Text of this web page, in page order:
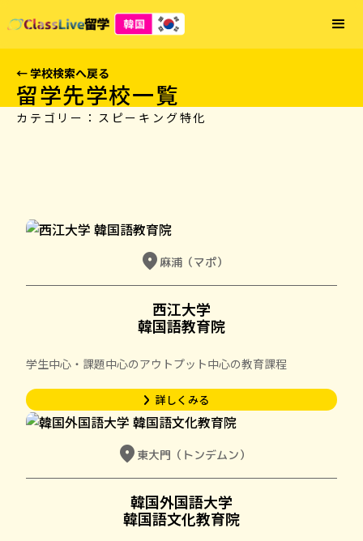
← 学校検索へ戻る
留学先学校一覧
カテゴリー： スピーキング特化
location_on 麻浦（マポ）
西江大学
韓国語教育院
学生中心・課題中心のアウトプット中心の教育課程
arrow_forward_ios 詳しくみる
location_on 東大門（トンデムン）
韓国外国語大学
韓国語文化教育院